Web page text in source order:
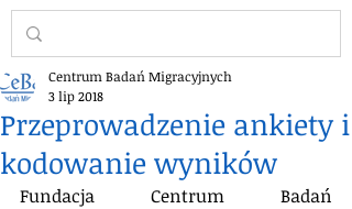
Przeprowadzenie ankiety i
kodowanie wyników
Centrum Badań Migracyjnych
3 lip 2018
Fundacja Centrum Badań